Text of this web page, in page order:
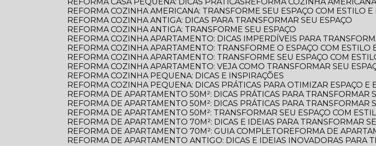
REFORMA COZINHA AMERICANA: TRANSFORME SEU ESPAÇO COM ESTILO
REFORMA COZINHA ANTIGA: DICAS PARA TRANSFORMAR SEU ESPAÇO
REFORMA COZINHA ANTIGA: TRANSFORME SEU ESPAÇO
REFORMA COZINHA APARTAMENTO: DICAS IMPERDÍVEIS PARA
REFORMA COZINHA APARTAMENTO: TRANSFORME O ESPAÇO COM
REFORMA COZINHA APARTAMENTO: TRANSFORME SEU ESPAÇO COM
REFORMA COZINHA APARTAMENTO: VEJA COMO TRANSFORMAR SEU
REFORMA COZINHA PEQUENA: DICAS E INSPIRAÇÕES
REFORMA COZINHA PEQUENA: DICAS PRÁTICAS PARA OTIMIZAR ESPAÇO E
REFORMA DE APARTAMENTO 50M²: DICAS PRÁTICAS PARA TRANSFORMAR
REFORMA DE APARTAMENTO 50M²: DICAS PRÁTICAS PARA TRANSFORMAR
REFORMA DE APARTAMENTO 50M²: TRANSFORMAR SEU ESPAÇO COM
REFORMA DE APARTAMENTO 70M²: DICAS E IDEIAS PARA TRANSFORMAR
REFORMA DE APARTAMENTO 70M²: GUIA COMPLETO
REFORMA DE
REFORMA DE APARTAMENTO ANTIGO: DICAS E IDEIAS INOVADORAS PARA